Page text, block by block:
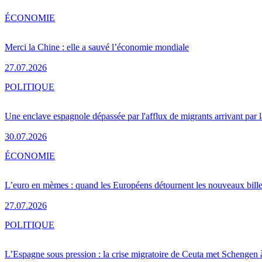
Merci la Chine : elle a sauvé l’économie mondiale
27.07.2026
ÉCONOMIE
Une enclave espagnole dépassée par l'afflux de migrants arrivant par
30.07.2026
POLITIQUE
L’euro en mèmes : quand les Européens détournent les nouveaux
27.07.2026
ÉCONOMIE
L’Espagne sous pression : la crise migratoire de Ceuta met Schengen
POLITIQUE